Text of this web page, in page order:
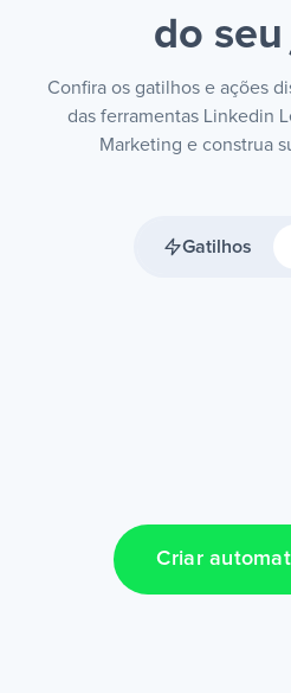
do
Confira os gatilhos e ações
das ferramentas Linkedin
Marketing e construa
Gatilhos
Criar